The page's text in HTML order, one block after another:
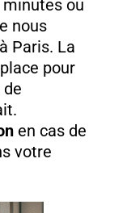
minutes ou
nous
Paris. La
pour
en cas de
votre